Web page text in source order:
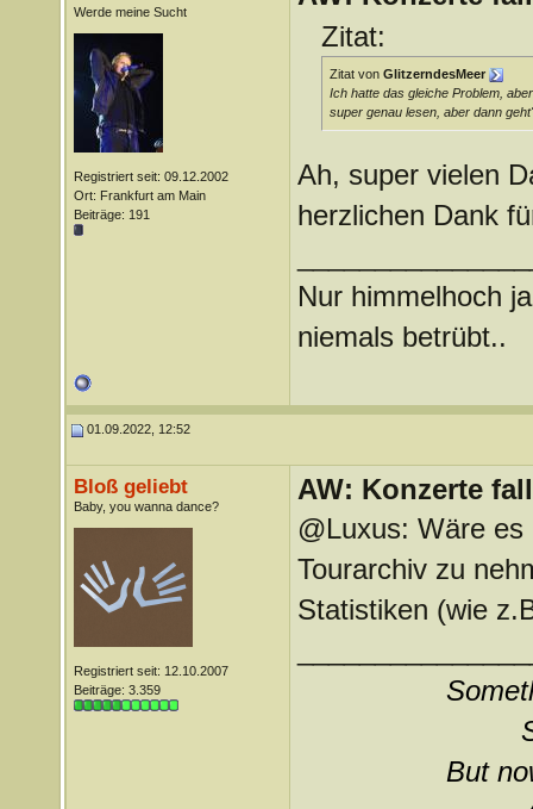
Werde meine Sucht
Registriert seit: 09.12.2002
Ort: Frankfurt am Main
Beiträge: 191
Zitat:
Zitat von GlitzerndesMeer
Ich hatte das gleiche Problem,
super genau lesen, aber dann
Ah, super vielen
herzlichen Dank
Nur himmelhoch
niemals betrübt..
01.09.2022, 12:52
Bloß geliebt
Baby, you wanna dance?
Registriert seit: 12.10.2007
Beiträge: 3.359
AW: Konzerte
@Luxus: Wäre
Tourarchiv zu
Statistiken (wie
But